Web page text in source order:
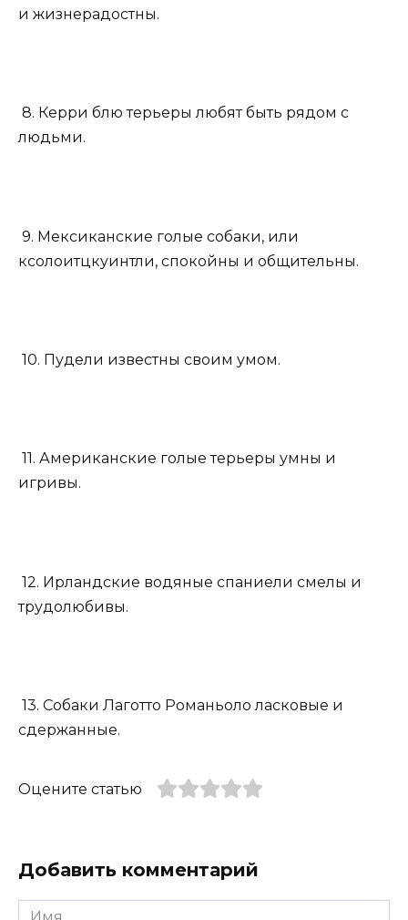
и жизнерадостны.
8. Керри блю терьеры любят быть рядом с
людьми.
9. Мексиканские голые собаки, или
ксолоитцкуинтли, спокойны и общительны.
10. Пудели известны своим умом.
11. Американские голые терьеры умны и
игривы.
12. Ирландские водяные спаниели смелы и
трудолюбивы.
13. Собаки Лаготто Романьоло ласковые и
сдержанные.
Оцените статью
Добавить комментарий
Имя